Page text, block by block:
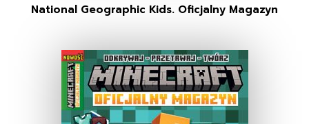
National Geographic Kids. Oficjalny Magazyn